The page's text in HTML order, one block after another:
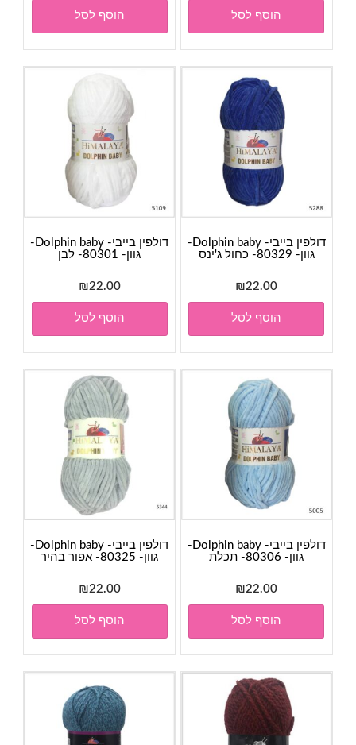
הוסף לסל הוסף לסל
דולפין בייבי- Dolphin baby-
גוון- 80329- כחול ג'ינס
₪22.00
הוסף לסל
דולפין בייבי- Dolphin baby-
גוון- 80301- לבן
₪22.00
הוסף לסל
דולפין בייבי- Dolphin baby-
גוון- 80306- תכלת
₪22.00
הוסף לסל
דולפין בייבי- Dolphin baby-
גוון- 80325- אפור בהיר
₪22.00
הוסף לסל